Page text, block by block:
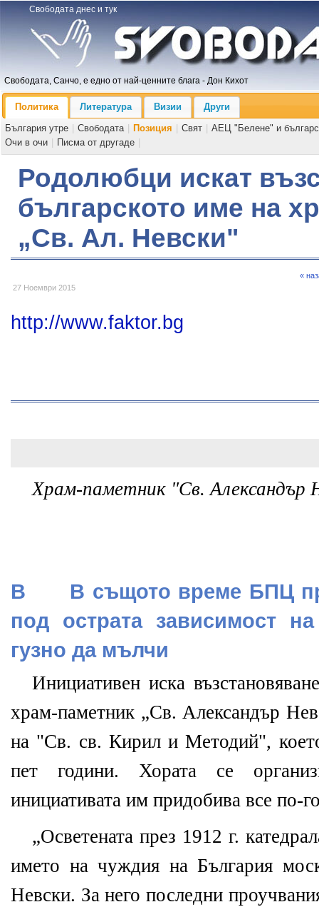
Свободата днес и тук
Свободата, Санчо, е едно от най-ценните блага - Дон Кихот
Политика Литература Визии
Други
България утре
Свободата Позиция Свят
АЕЦ "Белене" и
Очи в очи
Писма от другаде
Родолюбци искат
българското име на
„Св. Ал. Невски"
27 Ноември 2015
«
http://www.faktor.bg
Храм-паметник "Св. Aлександър
В В същото време БПЦ
под острата зависимост
гузно да мълчи
Инициативен иска
храм-паметник „Св. Александър
на "Св. св. Кирил и Методий",
пет години. Хората се
инициативата им придобива все по-
„Осветената през 1912 г.
името на чуждия на България
Невски. За него последни